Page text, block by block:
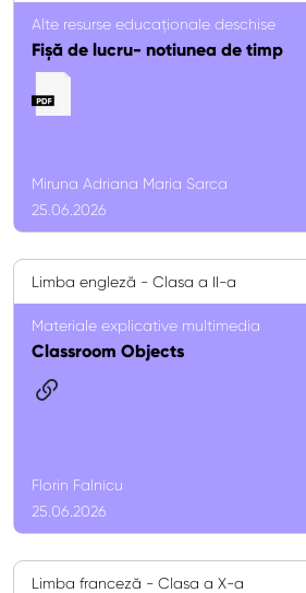
Alte resurse educaționale deschise
Fișă de lucru- notiunea de timp
Miruna Adriana Maria Sarca
25.06.2026
Limba engleză - Clasa a II-a
Materiale explicative multimedia
Classroom Objects
Florin Falnicu
25.06.2026
Limba franceză - Clasa a X-a